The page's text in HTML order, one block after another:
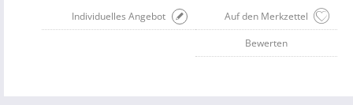
Auf den Merkzettel
Individuelles Angebot
Bewerten